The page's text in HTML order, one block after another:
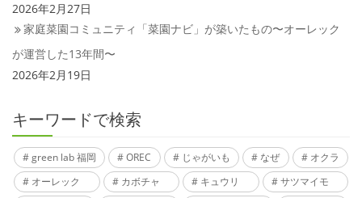
2026年2月27日
家庭菜園コミュニティ「菜園ナビ」が築いたもの〜オーレック
が運営した13年間〜
2026年2月19日
キーワードで検索
green lab 福岡 OREC じゃがいも なぜ
オクラ
オーレック
カボチャ キュウリ
サツマイモ